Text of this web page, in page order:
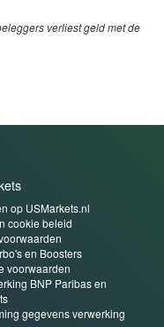
verliest geld met de
op USMarkets.nl
cookie beleid
en Boosters
voorwaarden
BNP Paribas en
gegevens verwerking